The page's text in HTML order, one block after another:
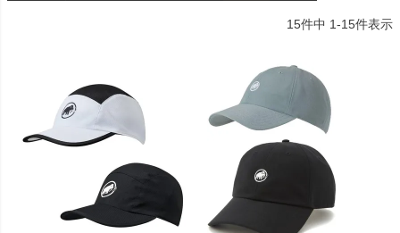
15件中 1-15件表示